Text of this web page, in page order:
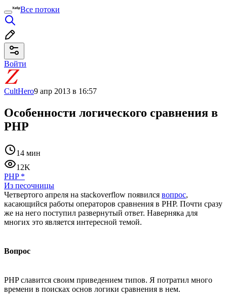
Все потоки
Войти
CultHero9 апр 2013 в 16:57
Особенности логического сравнения в
PHP
14 мин
12K
PHP*
Из песочницы
Четвертого апреля на stackoverflow появился вопрос,
касающийся работы операторов сравнения в PHP. Почти сразу
же на него поступил развернутый ответ. Наверняка для
многих это является интересной темой.
Вопрос
PHP славится своим приведением типов. Я потратил много
времени в поисках основ логики сравнения в нем.